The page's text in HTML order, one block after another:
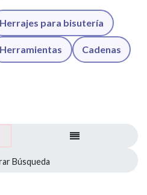
Herrajes para bisutería
Herramientas Cadenas